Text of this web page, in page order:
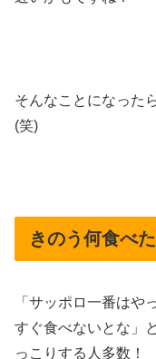
そんなことになった
(笑)
きのう何食べ
「サッポロ一番はや
すぐ食べないとな」
っこりする人多数！